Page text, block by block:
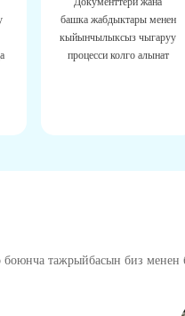
башка жабдыктары менен
кыйынчылыксыз чыгаруу
процесси колго алынат
боюнча тажрыйбасын биз менен